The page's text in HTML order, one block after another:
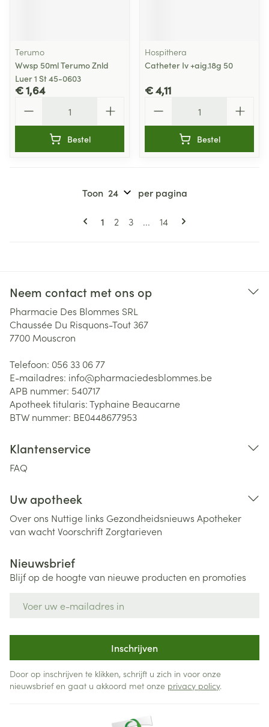
Terumo
Wwsp 50ml Terumo Znld
Luer 1 St 45-0603
€ 1,64
Bestel
Hospithera
Catheter Iv +aig.18g 50
€ 4,11
Bestel
Pagina's
U lees momenteel pagina
1 Pagina
2 Pagina
3 ... Pagina
14
Toon per pagina
Neem contact met ons op
Pharmacie Des Blommes SRL
Chaussée Du Risquons-Tout 367
7700 Mouscron
Telefoon: 056 33 06 77
E-mailadres: info@pharmaciedesblommes.be
APB nummer: 540717
Apotheek titularis:Typhaine Beaucarne
BTW nummer: BE0448677953
Klantenservice
FAQ
Uw apotheek
Over ons Nuttige links Gezondheidsnieuws Apotheker
van wachtVoorschriftZorgtarieven
Nieuwsbrief
Blijf op de hoogte van nieuwe producten en promoties
Inschrijven
Door op inschrijven te klikken, schrijft u zich in voor onze
nieuwsbrief en gaat u akkoord met onze privacy policy.